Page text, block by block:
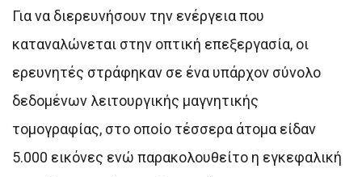
Για να διερευνήσουν την ενέργεια που
καταναλώνεται στην οπτική επεξεργασία, οι
ερευνητές στράφηκαν σε ένα υπάρχον σύνολο
δεδομένων λειτουργικής μαγνητικής
τομογραφίας, στο οποίο τέσσερα άτομα είδαν
5.000 εικόνες ενώ παρακολουθείτο η εγκεφαλική